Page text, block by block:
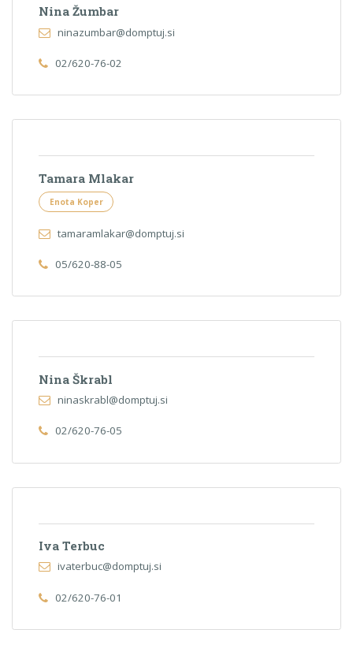
Nina Žumbar
ninazumbar@domptuj.si
02/620-76-02
Tamara Mlakar
Enota Koper
tamaramlakar@domptuj.si
05/620-88-05
Nina Škrabl
ninaskrabl@domptuj.si
02/620-76-05
Iva Terbuc
ivaterbuc@domptuj.si
02/620-76-01